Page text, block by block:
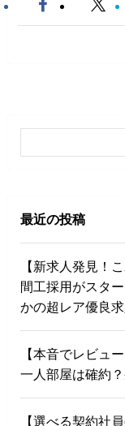
最近の投稿
【新求人発見！
間工採用がスタ
かの超レア優良
【本音でレビュ
一人部屋は確約
【選べる契約社